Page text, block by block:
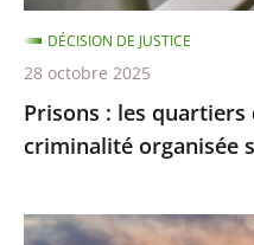
organisée
sont
légaux
Prisons : les
criminalité organisée
DÉCISION DE JUSTICE
28 octobre 2025
Émissions